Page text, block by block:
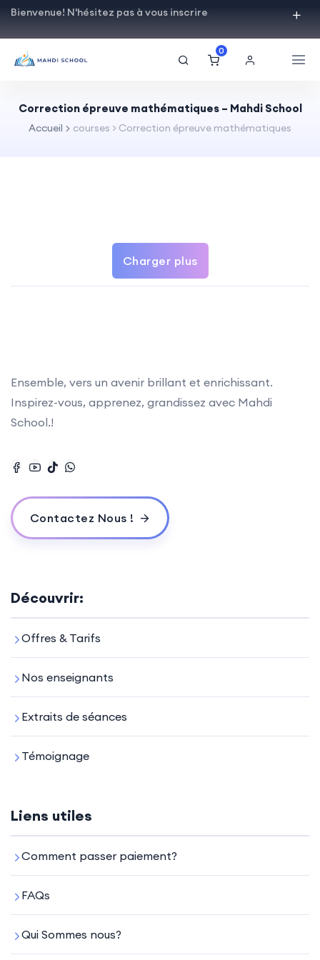
Bienvenue! N'hésitez pas à vous inscrire
0
Correction épreuve mathématiques – Mahdi School
Accueil courses > Correction épreuve mathématiques
Charger plus
Ensemble, vers un avenir brillant et enrichissant.
Inspirez-vous, apprenez, grandissez avec Mahdi
School.!
Contactez Nous !
Découvrir:
Offres & Tarifs
Nos enseignants
Extraits de séances
Témoignage
Liens utiles
Comment passer paiement?
FAQs
Qui Sommes nous?